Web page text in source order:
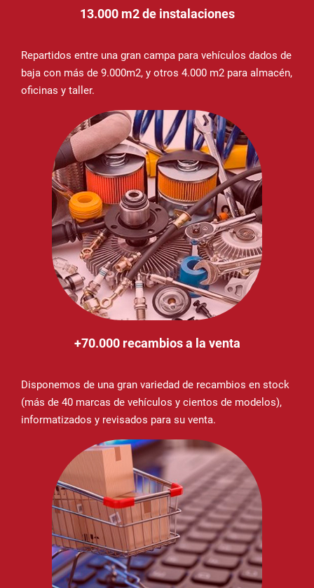
13.000 m2 de instalaciones
Repartidos entre una gran campa para vehículos dados de
baja con más de 9.000m2, y otros 4.000 m2 para almacén,
oficinas y taller.
+70.000 recambios a la venta
Disponemos de una gran variedad de recambios en stock
(más de 40 marcas de vehículos y cientos de modelos),
informatizados y revisados para su venta.